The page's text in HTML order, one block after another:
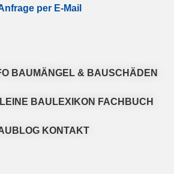
per E-Mail
BAUMÄNGEL & BAUSCHÄDEN
BAULEXIKON FACHBUCH
KONTAKT